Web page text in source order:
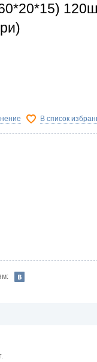
В список